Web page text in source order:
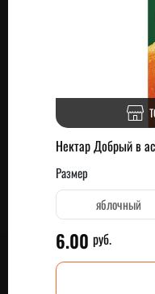
Нектар Добрый в
Размер
яблочный
6.00 руб.